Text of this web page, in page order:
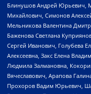
Блинушов Андрей Юрьевич,
Михайлович, Симонов
Мельникова Валентина
Баженова Светлана
Сергей Иванович, Голубева
Алексеевна, Закс Елена
Людмила Залмановна,
Вячеславович, Арапова
Прохоров Вадим Юрьевич,